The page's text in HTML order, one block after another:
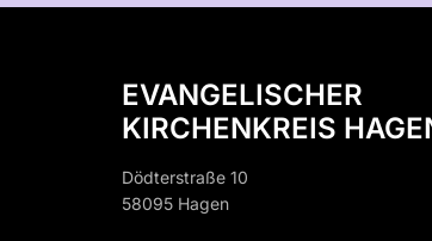
EVANGELISCHER
KIRCHENKREIS
Dödterstraße 10
58095 Hagen